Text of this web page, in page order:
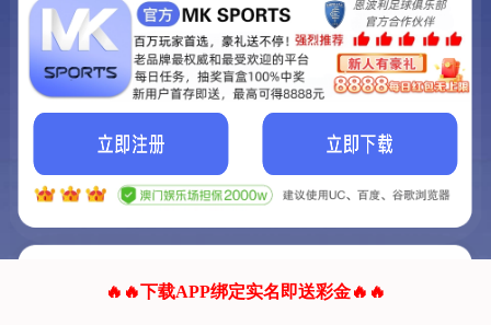
联系我们!